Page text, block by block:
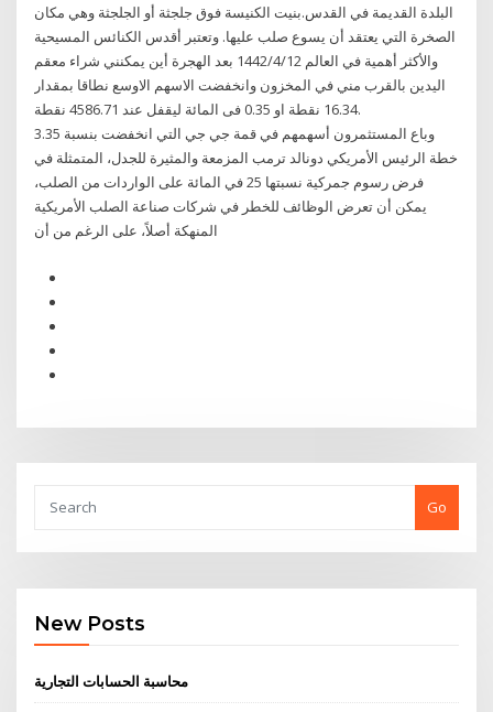
البلدة القديمة في القدس.بنيت الكنيسة فوق جلجثة أو الجلجثة وهي مكان
الصخرة التي يعتقد أن يسوع صلب عليها. وتعتبر أقدس الكنائس المسيحية
والأكثر أهمية في العالم 12‏‏/4‏‏/1442 بعد الهجرة أين يمكنني شراء معقم
اليدين بالقرب مني في المخزون وانخفضت الاسهم الاوسع نطاقا بمقدار
16.34 نقطة او 0.35 فى المائة ليقفل عند 4586.71 نقطة.
وباع المستثمرون أسهمهم في قمة جي جي التي انخفضت بنسبة 3.35
خطة الرئيس الأمريكي دونالد ترمب المزمعة والمثيرة للجدل، المتمثلة في
فرض رسوم جمركية نسبتها 25 في المائة على الواردات من الصلب،
يمكن أن تعرض الوظائف للخطر في شركات صناعة الصلب الأمريكية
المنهكة أصلاً، على الرغم من أن
Go
New Posts
محاسبة الحسابات التجارية